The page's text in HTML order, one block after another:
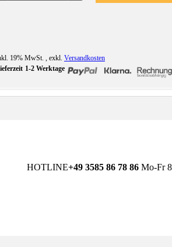
19% MwSt. , exkl. Versandkosten
1-2 Werktage
HOTLINE+49 3585 86 78 86 Mo-Fr